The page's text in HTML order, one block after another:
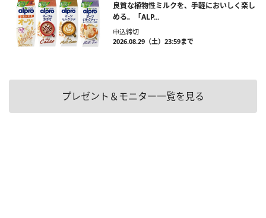
良質な植物性ミルクを、手軽においしく楽し
める。「ALP...
申込締切
2026.08.29（土）23:59まで
プレゼント＆モニター一覧を見る